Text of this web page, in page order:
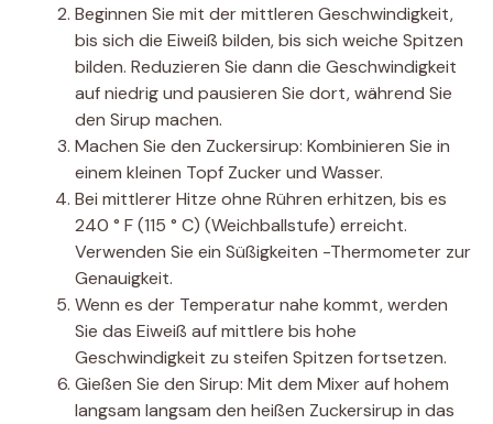
Beginnen Sie mit der mittleren Geschwindigkeit,
bis sich die Eiweiß bilden, bis sich weiche Spitzen
bilden. Reduzieren Sie dann die Geschwindigkeit
auf niedrig und pausieren Sie dort, während Sie
den Sirup machen.
Machen Sie den Zuckersirup: Kombinieren Sie in
einem kleinen Topf Zucker und Wasser.
Bei mittlerer Hitze ohne Rühren erhitzen, bis es
240 ° F (115 ° C) (Weichballstufe) erreicht.
Verwenden Sie ein Süßigkeiten -Thermometer zur
Genauigkeit.
Wenn es der Temperatur nahe kommt, werden
Sie das Eiweiß auf mittlere bis hohe
Geschwindigkeit zu steifen Spitzen fortsetzen.
Gießen Sie den Sirup: Mit dem Mixer auf hohem
langsam langsam den heißen Zuckersirup in das